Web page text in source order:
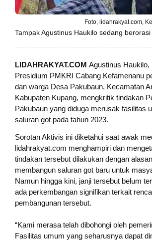
Foto, lidahrakyat.com,
Tampak Agustinus Haukilo sedang berorasi
LIDAHRAKYAT.COM Agustinus Haukilo,
Presidium PMKRI Cabang Kefamenanu
dan warga Desa Pakubaun, Kecamatan
Kabupaten Kupang, mengkritik tindakan
Pakubaun yang diduga merusak fasilitas
saluran got pada tahun 2023.
Sorotan Aktivis ini diketahui saat awak
lidahrakyat.com menghampiri dan
tindakan tersebut dilakukan dengan
membangun saluran got baru untuk
Namun hingga kini, janji tersebut belum
ada perkembangan signifikan terkait
pembangunan tersebut.
“Kami merasa telah dibohongi oleh
Fasilitas umum yang seharusnya dapat